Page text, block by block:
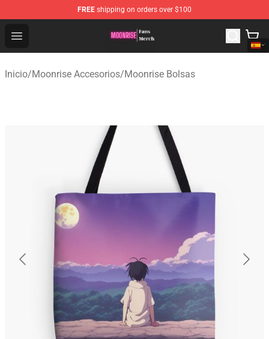
FREE shipping on orders over $100
Open menu
Moonrise Store - Official Moonrise Merchandise Shop
Inicio/Moonrise Accesorios/Moonrise Bolsas